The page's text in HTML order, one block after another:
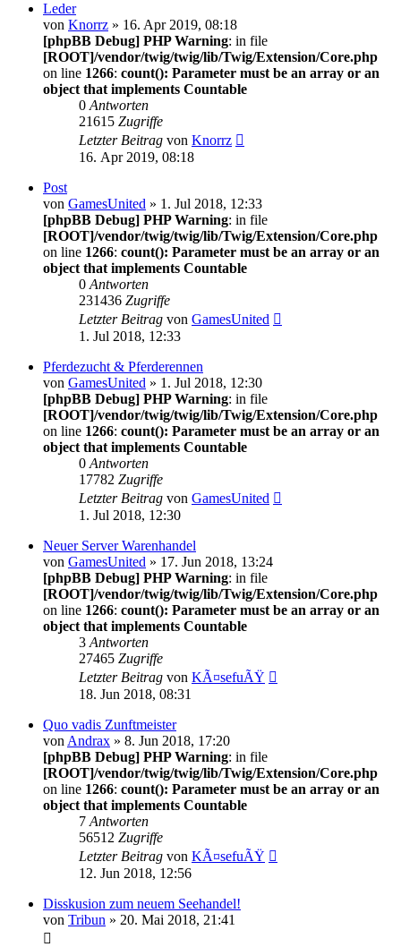
Leder
von Knorrz » 16. Apr 2019, 08:18
[phpBB Debug] PHP Warning: in file
[ROOT]/vendor/twig/twig/lib/Twig/Extension/Core.php
on line 1266: count(): Parameter must be an array or an
object that implements Countable
0 Antworten
21615 Zugriffe
Letzter Beitrag von Knorrz
16. Apr 2019, 08:18
Post
von GamesUnited » 1. Jul 2018, 12:33
[phpBB Debug] PHP Warning: in file
[ROOT]/vendor/twig/twig/lib/Twig/Extension/Core.php
on line 1266: count(): Parameter must be an array or an
object that implements Countable
0 Antworten
231436 Zugriffe
Letzter Beitrag von GamesUnited
1. Jul 2018, 12:33
Pferdezucht & Pferderennen
von GamesUnited » 1. Jul 2018, 12:30
[phpBB Debug] PHP Warning: in file
[ROOT]/vendor/twig/twig/lib/Twig/Extension/Core.php
on line 1266: count(): Parameter must be an array or an
object that implements Countable
0 Antworten
17782 Zugriffe
Letzter Beitrag von GamesUnited
1. Jul 2018, 12:30
Neuer Server Warenhandel
von GamesUnited » 17. Jun 2018, 13:24
[phpBB Debug] PHP Warning: in file
[ROOT]/vendor/twig/twig/lib/Twig/Extension/Core.php
on line 1266: count(): Parameter must be an array or an
object that implements Countable
3 Antworten
27465 Zugriffe
Letzter Beitrag von KÃ¤sefuÃŸ
18. Jun 2018, 08:31
Quo vadis Zunftmeister
von Andrax » 8. Jun 2018, 17:20
[phpBB Debug] PHP Warning: in file
[ROOT]/vendor/twig/twig/lib/Twig/Extension/Core.php
on line 1266: count(): Parameter must be an array or an
object that implements Countable
7 Antworten
56512 Zugriffe
Letzter Beitrag von KÃ¤sefuÃŸ
12. Jun 2018, 12:56
Disskusion zum neuem Seehandel!
von Tribun » 20. Mai 2018, 21:41